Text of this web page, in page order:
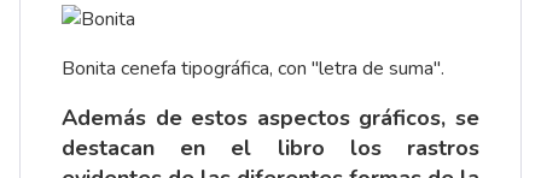
Bonita cenefa tipográfica, con "letra de suma".
Además de estos aspectos gráficos, se
destacan en el libro los rastros